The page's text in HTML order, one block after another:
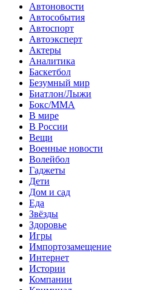
Автоновости
Автособытия
Автоспорт
Автоэксперт
Актеры
Аналитика
Баскетбол
Безумный мир
Биатлон/Лыжи
Бокс/MMA
В мире
В России
Вещи
Военные новости
Волейбол
Гаджеты
Дети
Дом и сад
Еда
Звёзды
Здоровье
Игры
Импортозамещение
Интернет
Истории
Компании